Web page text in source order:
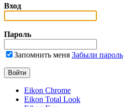
Вход
Пароль
Запомнить меня Забыли пароль
Eikon Chrome
Eikon Total Look